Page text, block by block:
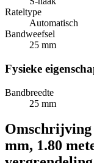
Rateltype
Automatisch
Bandweefsel
25 mm
Fysieke
Bandbreedte
25 mm
Omschrijving
mm, 1.80